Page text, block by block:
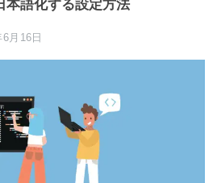
語化する設定方法
6月16日